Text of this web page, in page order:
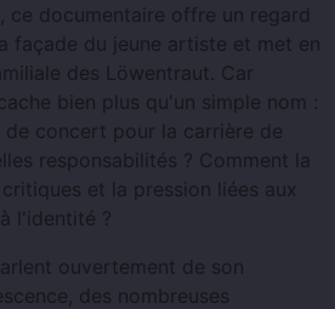
ce documentaire offre un regard
façade du jeune artiste et met en
des Löwentraut. Car
bien plus qu'un simple nom :
concert pour la carrière de
responsabilités ? Comment la
et la pression liées aux
l'identité ?
ouvertement de son
des nombreuses